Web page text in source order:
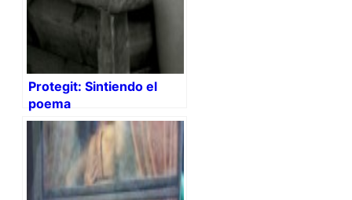
Protegit: Sintiendo el
poema